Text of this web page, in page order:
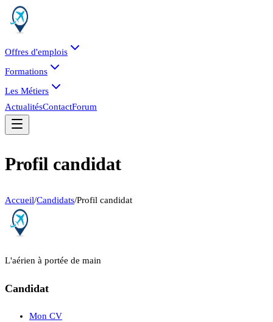
Offres d'emplois
Formations
Les Métiers
ActualitésContactForum
Profil candidat
Accueil/Candidats/Profil candidat
L'aérien à portée de main
Candidat
Mon CV